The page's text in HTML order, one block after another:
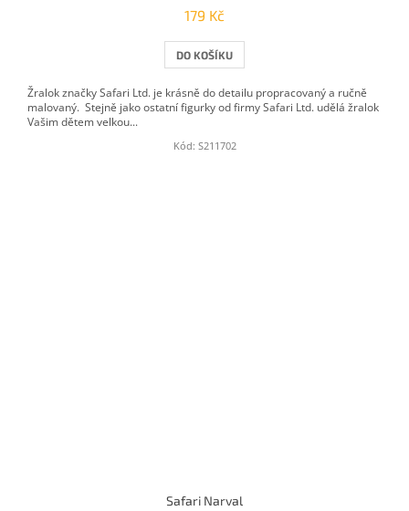
179 Kč
DO KOŠÍKU
Žralok značky Safari Ltd. je krásně do detailu propracovaný a ručně
malovaný. Stejně jako ostatní figurky od firmy Safari Ltd. udělá žralok
Vašim dětem velkou...
Kód: S211702
Safari Narval